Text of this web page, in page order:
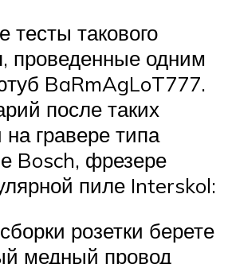
тесты такового
проведенные одним
BaRmAgLoT777.
после таких
гравере типа
Bosch, фрезере
пиле Interskol:
розетки берете
медный провод